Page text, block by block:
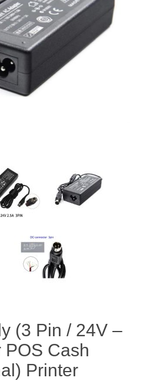
(3 Pin / 24V –
POS Cash
Printer